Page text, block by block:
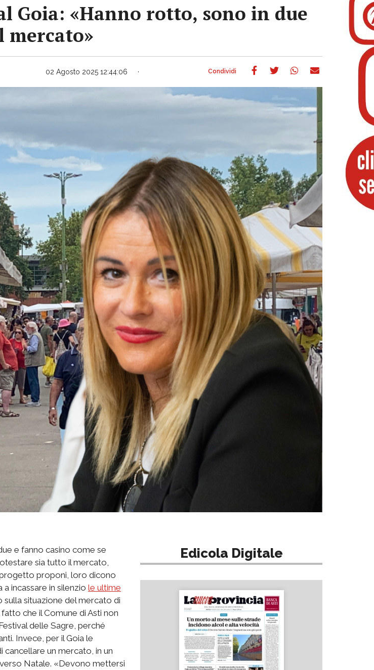
Goia: «Hanno rotto, sono in due
02 Agosto 2025 12:44:06
e fanno casino come se
sia tutto il mercato,
proponi, loro dicono
incassare in silenzio le ultime
sulla situazione del mercato di
che il Comune di Asti non
delle Sagre, perché
Invece, per il Goia le
cancellare un mercato, in un
Natale. «Devono mettersi
Edicola Digitale